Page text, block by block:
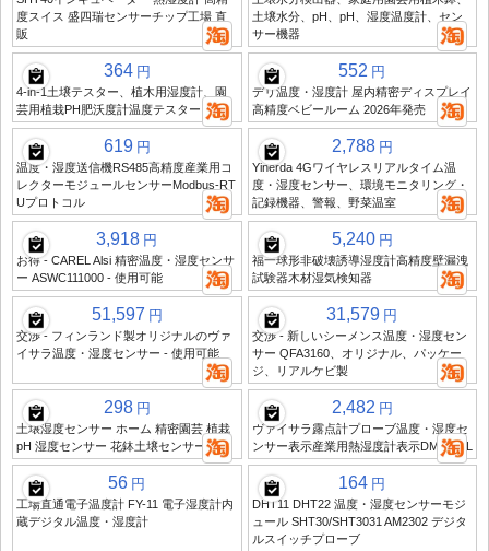
度スイス 盛四瑞センサーチップ工場 直
販
土壌水分、pH、pH、湿度温度計、セン
サー機器
364 円
4-in-1土壌テスター、植木用湿度計、園
芸用植栽PH肥沃度計温度テスター
552 円
デリ温度・湿度計 屋内精密ディスプレイ
高精度ベビールーム 2026年発売
619 円
温度・湿度送信機RS485高精度産業用コ
レクターモジュールセンサーModbus-RT
Uプロトコル
2,788 円
Yinerda 4Gワイヤレスリアルタイム温
度・湿度センサー、環境モニタリング・
記録機器、警報、野菜温室
3,918 円
お得 - CAREL Alsi 精密温度・湿度センサ
ー ASWC111000 - 使用可能
5,240 円
福一球形非破壊誘導湿度計高精度壁漏洩
試験器木材湿気検知器
51,597 円
交渉 - フィンランド製オリジナルのヴァ
イサラ温度・湿度センサー - 使用可能
31,579 円
交渉 - 新しいシーメンス温度・湿度セン
サー QFA3160、オリジナル、パッケー
ジ、リアルケビ製
298 円
土壌湿度センサー ホーム 精密園芸 植栽
pH 湿度センサー 花鉢土壌センサー
2,482 円
ヴァイサラ露点計プローブ温度・湿度セ
ンサー表示産業用熱湿度計表示DMT143L
56 円
工場直通電子温度計 FY-11 電子湿度計内
蔵デジタル温度・湿度計
164 円
DHT11 DHT22 温度・湿度センサーモジ
ュール SHT30/SHT3031 AM2302 デジタ
ルスイッチプローブ